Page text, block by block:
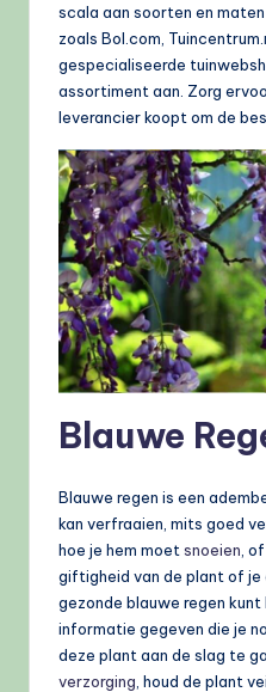
scala aan soorten en
zoals Bol.com,
gespecialiseerde
assortiment aan. Zorg
leverancier koopt om de
Blauwe
Blauwe regen is een
kan verfraaien, mits goed
hoe je hem moet snoeien ,
giftigheid van de plant of
gezonde blauwe regen
informatie gegeven die je
deze plant aan de slag te
verzorging , houd de plant